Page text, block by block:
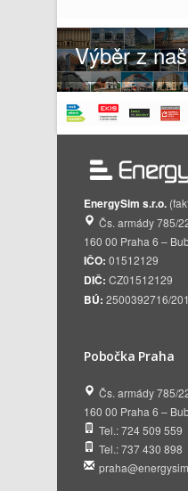
Výběr z
EnergySim s.r.o.
Čs. armády 785/
160 00 Praha 6 –
IČO: 01512129
DIČ: CZ01512129
BÚ: 2500392716/
Pobočka Praha
Čs. armády 785/
160 00 Praha 6 –
Tel.: 724 509 559
Tel.: 737 430 898